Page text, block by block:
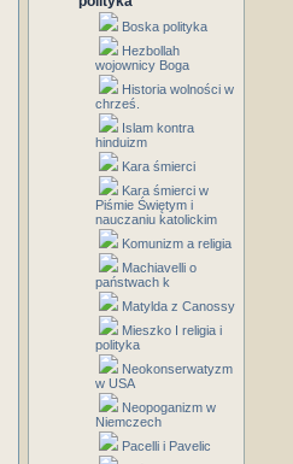
Boska polityka
Hezbollah
wojownicy Boga
Historia wolności w
chrześ.
Islam kontra
hinduizm
Kara śmierci
Kara śmierci w
Piśmie Świętym i
nauczaniu katolickim
Komunizm a religia
Machiavelli o
państwach k
Matylda z Canossy
Mieszko I religia i
polityka
Neokonserwatyzm
w USA
Neopoganizm w
Niemczech
Pacelli i Pavelic